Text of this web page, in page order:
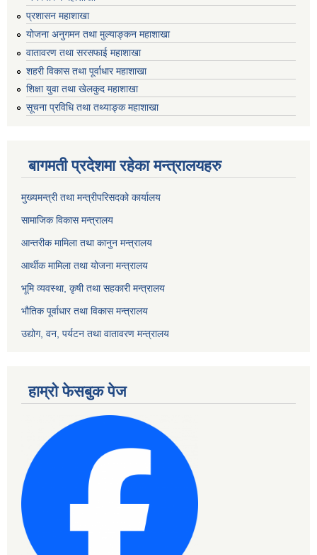
प्रशासन महाशाखा
योजना अनुगमन तथा मुल्याङ्कन महाशाखा
वातावरण तथा सरसफाई महाशाखा
शहरी विकास तथा पूर्वाधार महाशाखा
शिक्षा युवा तथा खेलकुद महाशाखा
सूचना प्रविधि तथा तथ्याङ्क महाशाखा
बागमती प्रदेशमा रहेका मन्त्रालयहरु
मुख्यमन्त्री तथा मन्त्रीपरिसदको कार्यालय
सामाजिक विकास मन्त्रालय
आन्तरीक मामिला तथा कानुन मन्त्रालय
आर्थीक मामिला तथा योजना मन्त्रालय
भूमि व्यवस्था, कृषी तथा सहकारी मन्त्रालय
भौतिक पूर्वाधार तथा विकास मन्त्रालय
उद्योग, वन, पर्यटन तथा वातावरण मन्त्रालय
हाम्रो फेसबुक पेज